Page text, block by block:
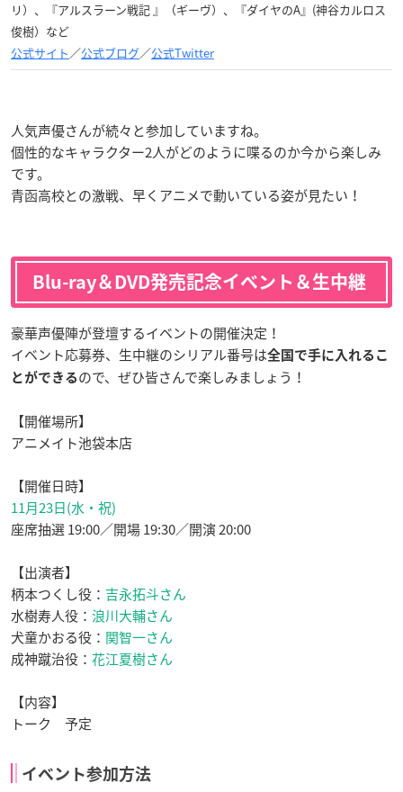
リ）、『アルスラーン戦記 』（ギーヴ）、『ダイヤのA』(神谷カルロス
俊樹）など
公式サイト／公式ブログ／公式Twitter
人気声優さんが続々と参加していますね。
個性的なキャラクター2人がどのように喋るのか今から楽しみ
です。
青函高校との激戦、早くアニメで動いている姿が見たい！
Blu-ray＆DVD発売記念イベント＆生中継
豪華声優陣が登壇するイベントの開催決定！
イベント応募券、生中継のシリアル番号は全国で手に入れるこ
とができる ので、ぜひ皆さんで楽しみましょう！
【開催場所】
アニメイト池袋本店
【開催日時】
11月23日(水・祝)
座席抽選 19:00／開場 19:30／開演 20:00
【出演者】
柄本つくし役： 吉永拓斗さん
水樹寿人役： 浪川大輔さん
犬童かおる役： 関智一さん
成神蹴治役： 花江夏樹さん
【内容】
トーク 予定
イベント参加方法